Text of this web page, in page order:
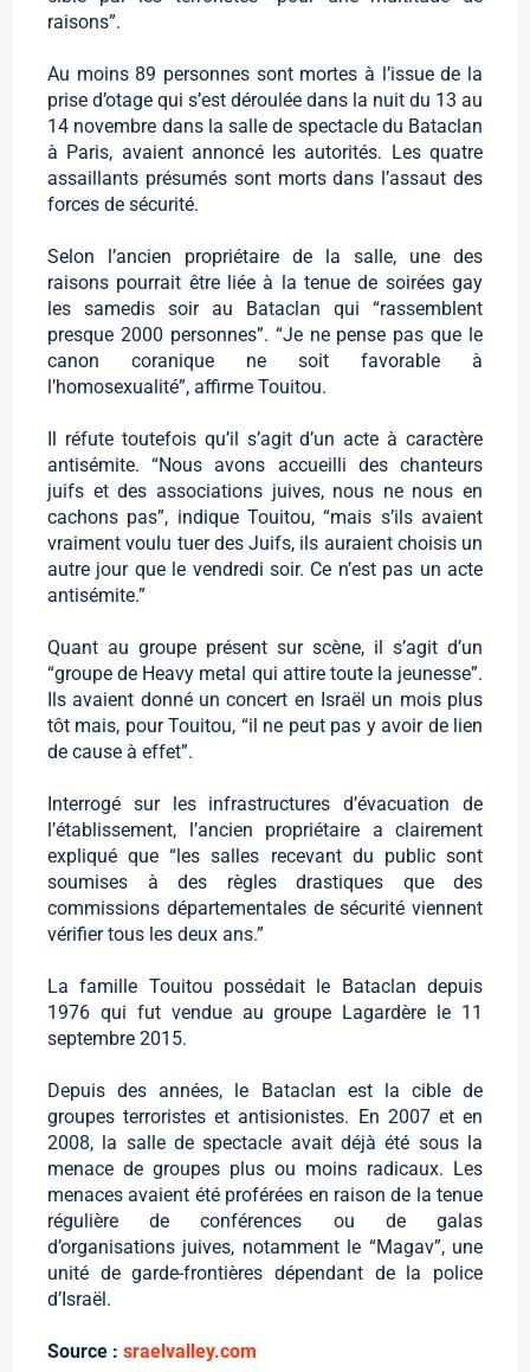
raisons”.
Au moins 89 personnes sont mortes à l’issue de la
prise d’otage qui s’est déroulée dans la nuit du 13 au
14 novembre dans la salle de spectacle du Bataclan
à Paris, avaient annoncé les autorités. Les quatre
assaillants présumés sont morts dans l’assaut des
forces de sécurité.
Selon l’ancien propriétaire de la salle, une des
raisons pourrait être liée à la tenue de soirées gay
les samedis soir au Bataclan qui “rassemblent
presque 2000 personnes”. “Je ne pense pas que le
canon coranique ne soit favorable à
l’homosexualité”, affirme Touitou.
Il réfute toutefois qu’il s’agit d’un acte à caractère
antisémite. “Nous avons accueilli des chanteurs
juifs et des associations juives, nous ne nous en
cachons pas”, indique Touitou, “mais s’ils avaient
vraiment voulu tuer des Juifs, ils auraient choisis un
autre jour que le vendredi soir. Ce n’est pas un acte
antisémite.”
Quant au groupe présent sur scène, il s’agit d’un
“groupe de Heavy metal qui attire toute la jeunesse”.
Ils avaient donné un concert en Israël un mois plus
tôt mais, pour Touitou, “il ne peut pas y avoir de lien
de cause à effet”.
Interrogé sur les infrastructures d’évacuation de
l’établissement, l’ancien propriétaire a clairement
expliqué que “les salles recevant du public sont
soumises à des règles drastiques que des
commissions départementales de sécurité viennent
vérifier tous les deux ans.”
La famille Touitou possédait le Bataclan depuis
1976 qui fut vendue au groupe Lagardère le 11
septembre 2015.
Depuis des années, le Bataclan est la cible de
groupes terroristes et antisionistes. En 2007 et en
2008, la salle de spectacle avait déjà été sous la
menace de groupes plus ou moins radicaux. Les
menaces avaient été proférées en raison de la tenue
régulière de conférences ou de galas
d’organisations juives, notamment le “Magav”, une
unité de garde-frontières dépendant de la police
d’Israël.
Source : sraelvalley.com